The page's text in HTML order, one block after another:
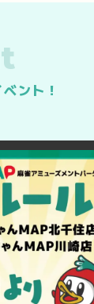
ント！